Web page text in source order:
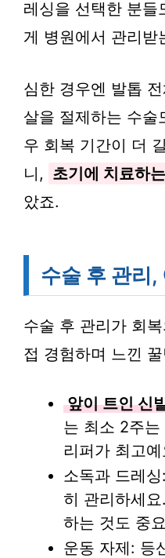
레싱을 선택한 분들
게 병원에서 관리받
심한 경우엔 발톱
살을 절제하는 수술
우 회복 기간이 더
니, 초기에 치료하
았죠.
수술 후 관리,
수술 후 관리가 회
접 경험하며 느낀
앞이 트인 신
는 최소 2주
리퍼가 최고예
소독과 드레
히 관리하세
하는 것도 중
운동 자제: 등